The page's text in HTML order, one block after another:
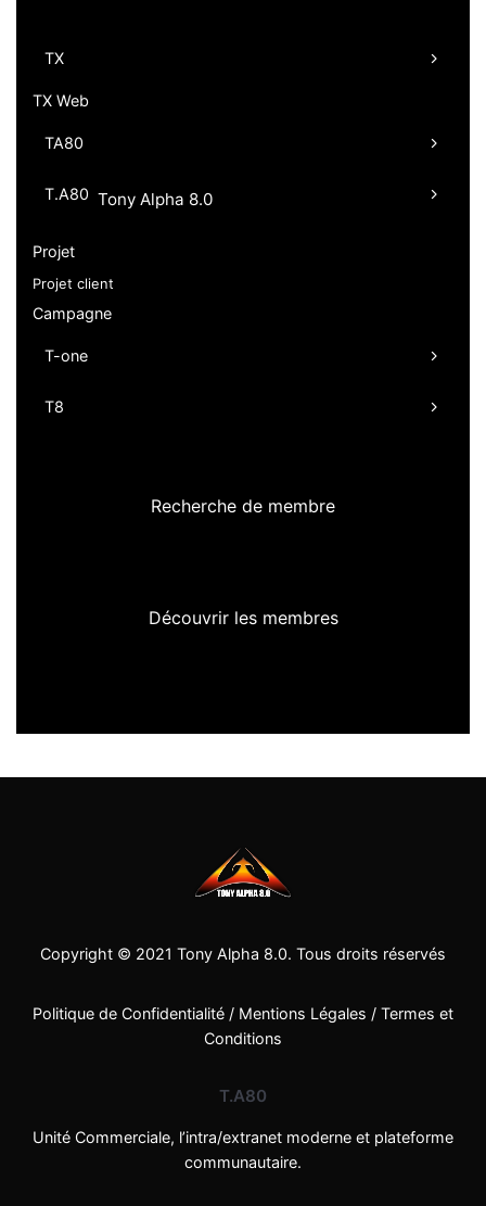
TX
TX Web
TA80
T.A80 Tony Alpha 8.0
Projet
Projet client
Campagne
T-one
T8
Recherche de membre
Découvrir les membres
Copyright © 2021 Tony Alpha 8.0. Tous droits réservés
Politique de Confidentialité / Mentions Légales / Termes et
Conditions
T.A80
Unité Commerciale, l’intra/extranet moderne et plateforme
communautaire.